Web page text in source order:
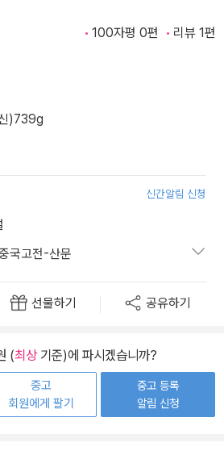
100자평 0편 리뷰 1편
)739g
신간알림 신청
국고전-산문
선물하기 공유하기
(최상기준)에 파시겠습니까?
중고
회원에게 팔기
중고 등록
알림 신청